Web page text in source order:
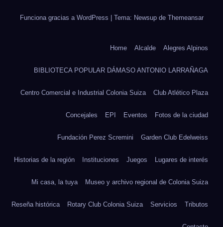
Funciona gracias a WordPress Tema: Newsup de Themeansar
Home Alcalde Alegres Alpinos
BIBLIOTECA POPULAR DÁMASO ANTONIO LARRAÑAGA
Centro Comercial e Industrial Colonia Suiza Club Atlético Plaza
Concejales EPI Eventos Fotos de la ciudad
Fundación Perez Scremini Garden Club Edelweiss
Historias de la región Instituciones Juegos Lugares de interés
Mi casa, la tuya Museo y archivo regional de Colonia Suiza
Reseña histórica Rotary Club Colonia Suiza Servicios Tributos